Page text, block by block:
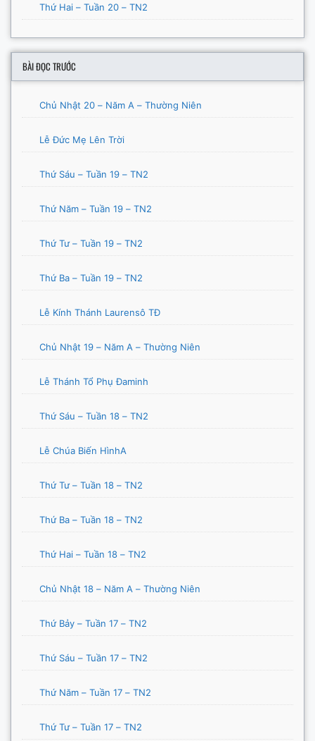
Thứ Hai – Tuần 20 – TN2
BÀI ĐỌC TRƯỚC
Chủ Nhật 20 – Năm A – Thường Niên
Lễ Đức Mẹ Lên Trời
Thứ Sáu – Tuần 19 – TN2
Thứ Năm – Tuần 19 – TN2
Thứ Tư – Tuần 19 – TN2
Thứ Ba – Tuần 19 – TN2
Lễ Kính Thánh Laurensô TĐ
Chủ Nhật 19 – Năm A – Thường Niên
Lễ Thánh Tổ Phụ Đaminh
Thứ Sáu – Tuần 18 – TN2
Lễ Chúa Biến HìnhA
Thứ Tư – Tuần 18 – TN2
Thứ Ba – Tuần 18 – TN2
Thứ Hai – Tuần 18 – TN2
Chủ Nhật 18 – Năm A – Thường Niên
Thứ Bảy – Tuần 17 – TN2
Thứ Sáu – Tuần 17 – TN2
Thứ Năm – Tuần 17 – TN2
Thứ Tư – Tuần 17 – TN2